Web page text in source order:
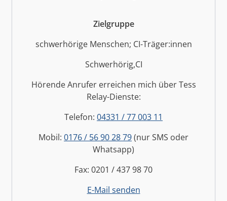
Zielgruppe
schwerhörige Menschen; CI-Träger:innen
Schwerhörig,CI
Hörende Anrufer erreichen mich über Tess
Relay-Dienste:
Telefon: 04331 / 77 003 11
Mobil: 0176 / 56 90 28 79(nur SMS oder
Whatsapp)
Fax: 0201 / 437 98 70
E-Mail senden